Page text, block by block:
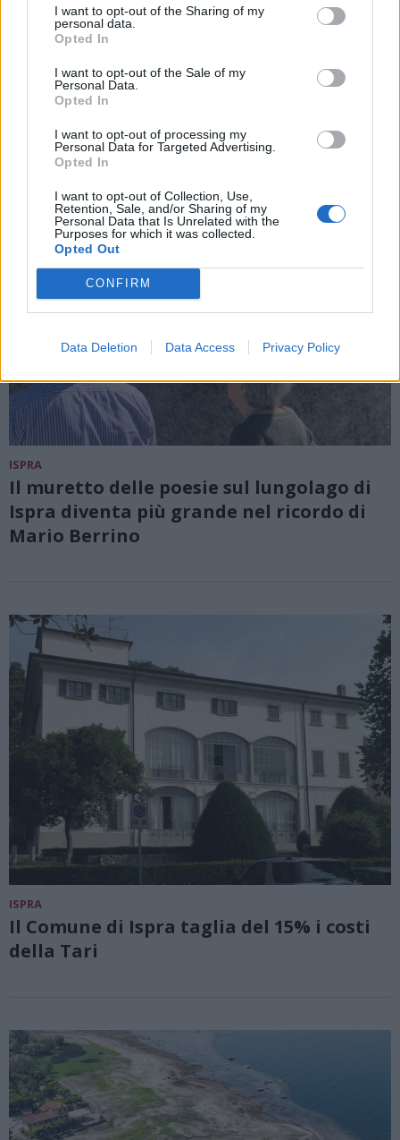
I want to opt-out of the Sharing of my
personal data.
Opted In
I want to opt-out of the Sale of my
Personal Data.
Opted In
I want to opt-out of processing my
Personal Data for Targeted Advertising.
Opted In
I want to opt-out of Collection, Use,
Retention, Sale, and/or Sharing of my
Personal Data that Is Unrelated with the
Purposes for which it was collected.
Opted Out
CONFIRM
Data Deletion Data Access Privacy Policy
ALTRE NOTIZIE DI ISPRA
ISPRA
Il muretto delle poesie sul lungolago di
Ispra diventa più grande nel ricordo di
Mario Berrino
ISPRA
Il Comune di Ispra taglia del 15% i costi
della Tari